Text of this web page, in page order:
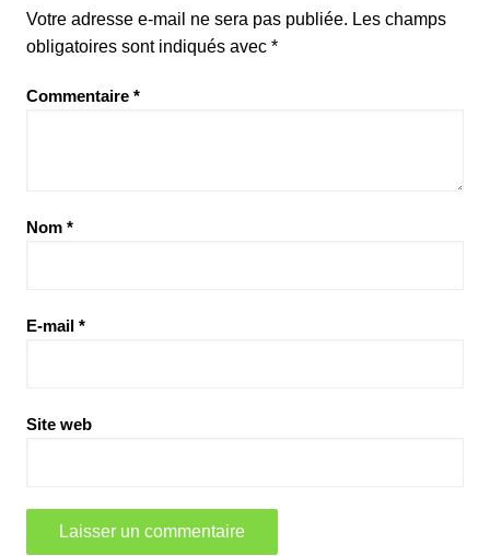
Votre adresse e-mail ne sera pas publiée. Les champs
obligatoires sont indiqués avec *
Commentaire *
Nom *
E-mail *
Site web